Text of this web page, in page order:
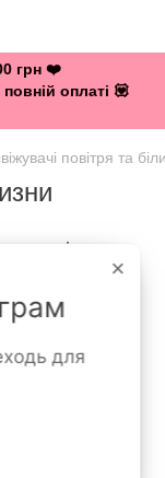
грн ❤️
оплаті 💟
повітря та
для
×